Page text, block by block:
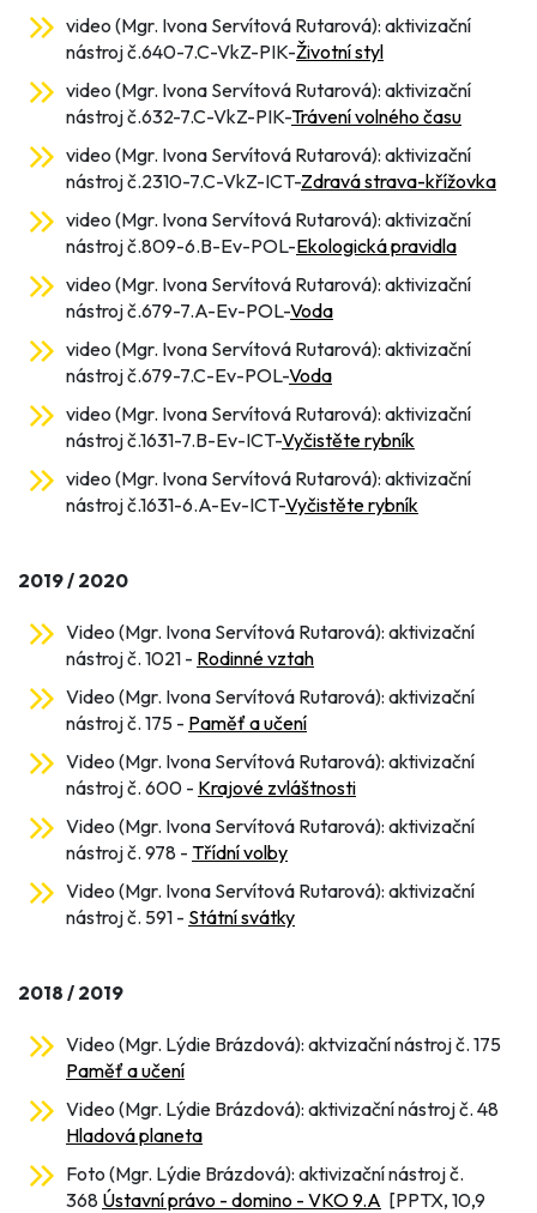
video (Mgr. Ivona Servítová Rutarová): aktivizační
nástroj č.640-7.C-VkZ-PIK-Životní styl
video (Mgr. Ivona Servítová Rutarová): aktivizační
nástroj č.632-7.C-VkZ-PIK-Trávení volného času
video (Mgr. Ivona Servítová Rutarová): aktivizační
nástroj č.2310-7.C-VkZ-ICT-Zdravá strava-křížovka
video (Mgr. Ivona Servítová Rutarová): aktivizační
nástroj č.809-6.B-Ev-POL-Ekologická pravidla
video (Mgr. Ivona Servítová Rutarová): aktivizační
nástroj č.679-7.A-Ev-POL-Voda
video (Mgr. Ivona Servítová Rutarová): aktivizační
nástroj č.679-7.C-Ev-POL-Voda
video (Mgr. Ivona Servítová Rutarová): aktivizační
nástroj č.1631-7.B-Ev-ICT-Vyčistěte rybník
video (Mgr. Ivona Servítová Rutarová): aktivizační
nástroj č.1631-6.A-Ev-ICT-Vyčistěte rybník
2019 / 2020
Video (Mgr. Ivona Servítová Rutarová): aktivizační
nástroj č. 1021 - Rodinné vztah
Video (Mgr. Ivona Servítová Rutarová): aktivizační
nástroj č. 175 - Paměť a učení
Video (Mgr. Ivona Servítová Rutarová): aktivizační
nástroj č. 600 - Krajové zvláštnosti
Video (Mgr. Ivona Servítová Rutarová): aktivizační
nástroj č. 978 - Třídní volby
Video (Mgr. Ivona Servítová Rutarová): aktivizační
nástroj č. 591 - Státní svátky
2018 / 2019
Video (Mgr. Lýdie Brázdová): aktvizační nástroj č. 175
Paměť a učení
Video (Mgr. Lýdie Brázdová): aktivizační nástroj č. 48
Hladová planeta
Foto (Mgr. Lýdie Brázdová): aktivizační nástroj č.
368 Ústavní právo - domino - VKO 9.A [PPTX, 10,9